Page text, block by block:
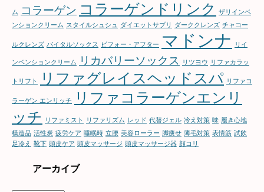
ム コラーゲン コラーゲンドリンク
ザリインベ
ンションクリーム スタイルシュシュ ダイエットサプリ ダーククレンズ チャコー
ルクレンズ バイタルソックス ビフォー・アフター マドンナ リイ
ンベンションクリーム リカバリーソックス リツヨウ リファカラッ
トリフト リファグレイスヘッドスパ リファコ
ラーゲン エンリッチ
リファコラーゲンエンリ
ッチ
リファミスト リファリズム レッド 代替ジェル 冷え対策 味 履き心地
模造品 活性炭 疲労ケア 睡眠時 立腰 美容ローラー 脚痩せ 薄毛対策 表情筋 試飲
足冷え 靴下 頭皮ケア 頭皮マッサージ 頭皮マッサージ器 顔コリ
アーカイブ